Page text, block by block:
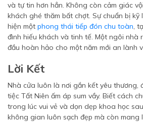
và tự tin hơn hẳn. Không còn cảm giác
khách ghé thăm bất chợt. Sự chuẩn bị
hiện một phong thái tiếp đón chu toàn,
đình hiếu khách và tinh tế. Một ngôi nhà
đầu hoàn hảo cho một năm mới an lành
Lời Kết
Nhà cửa luôn là nơi gắn kết yêu thương,
tiệc Tất Niên ấm áp sum vầy. Biết cách
trong lúc vui vẻ và dọn dẹp khoa học
không gian luôn sạch đẹp mà còn mang